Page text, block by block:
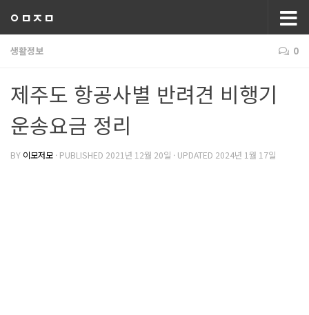
ㅇㅁㅈㅁ
생활정보 0
제주도 항공사별 반려견 비행기
운송요금 정리
BY 이모저모 · PUBLISHED 2021년 12월 20일 · UPDATED 2024년 1월 17일